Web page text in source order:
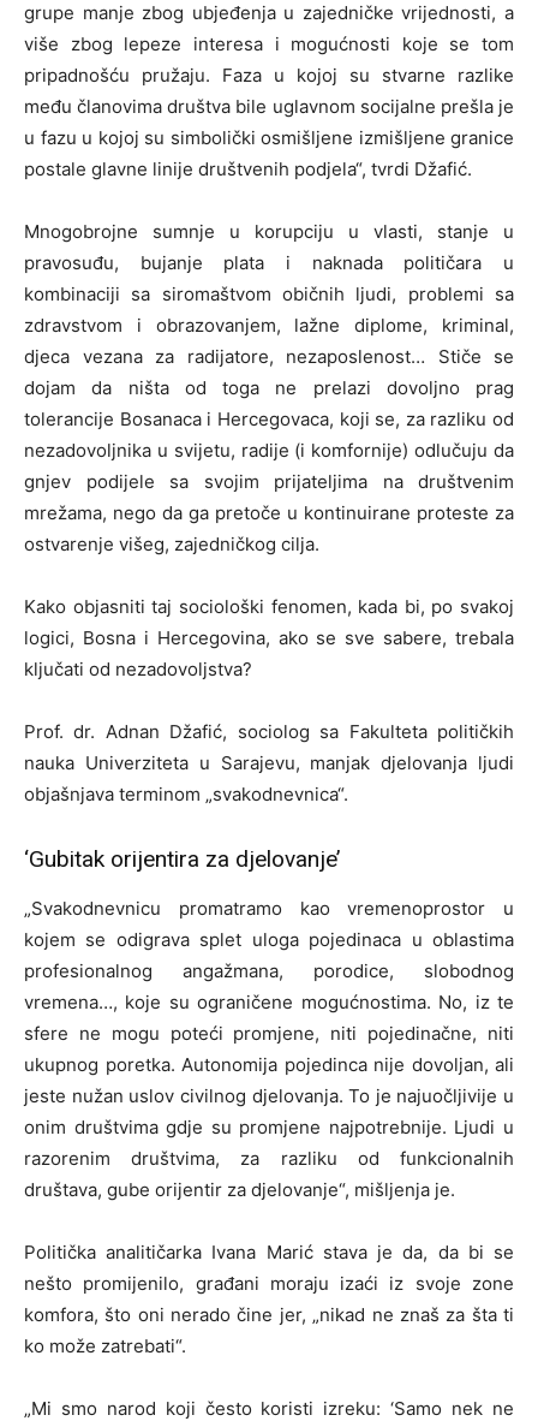
grupe manje zbog ubjeđenja u zajedničke vrijednosti, a
više zbog lepeze interesa i mogućnosti koje se tom
pripadnošću pružaju. Faza u kojoj su stvarne razlike
među članovima društva bile uglavnom socijalne prešla je
u fazu u kojoj su simbolički osmišljene izmišljene granice
postale glavne linije društvenih podjela“, tvrdi Džafić.
Mnogobrojne sumnje u korupciju u vlasti, stanje u
pravosuđu, bujanje plata i naknada političara u
kombinaciji sa siromaštvom običnih ljudi, problemi sa
zdravstvom i obrazovanjem, lažne diplome, kriminal,
djeca vezana za radijatore, nezaposlenost… Stiče se
dojam da ništa od toga ne prelazi dovoljno prag
tolerancije Bosanaca i Hercegovaca, koji se, za razliku od
nezadovoljnika u svijetu, radije (i komfornije) odlučuju da
gnjev podijele sa svojim prijateljima na društvenim
mrežama, nego da ga pretoče u kontinuirane proteste za
ostvarenje višeg, zajedničkog cilja.
Kako objasniti taj sociološki fenomen, kada bi, po svakoj
logici, Bosna i Hercegovina, ako se sve sabere, trebala
ključati od nezadovoljstva?
Prof. dr. Adnan Džafić, sociolog sa Fakulteta političkih
nauka Univerziteta u Sarajevu, manjak djelovanja ljudi
objašnjava terminom „svakodnevnica“.
‘Gubitak orijentira za djelovanje’
„Svakodnevnicu promatramo kao vremenoprostor u
kojem se odigrava splet uloga pojedinaca u oblastima
profesionalnog angažmana, porodice, slobodnog
vremena…, koje su ograničene mogućnostima. No, iz te
sfere ne mogu poteći promjene, niti pojedinačne, niti
ukupnog poretka. Autonomija pojedinca nije dovoljan, ali
jeste nužan uslov civilnog djelovanja. To je najuočljivije u
onim društvima gdje su promjene najpotrebnije. Ljudi u
razorenim društvima, za razliku od funkcionalnih
društava, gube orijentir za djelovanje“, mišljenja je.
Politička analitičarka Ivana Marić stava je da, da bi se
nešto promijenilo, građani moraju izaći iz svoje zone
komfora, što oni nerado čine jer, „nikad ne znaš za šta ti
ko može zatrebati“.
„Mi smo narod koji često koristi izreku: ‘Samo nek ne